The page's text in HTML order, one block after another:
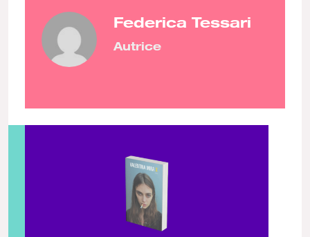
Federica Tessari
Autrice